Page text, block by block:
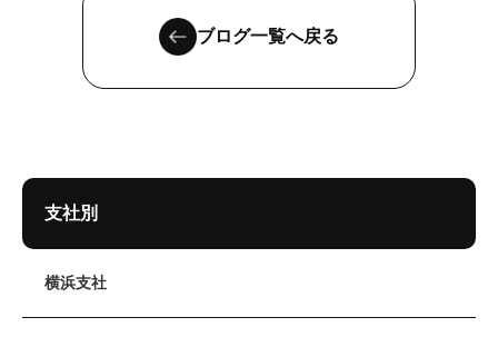
ブログ一覧へ戻る
支社別
横浜支社